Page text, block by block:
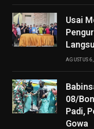
Usai
AGUSTUS
08/
Padi,
Gowa